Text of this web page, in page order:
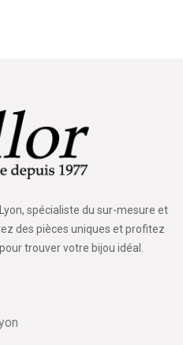
spécialiste du sur-mesure et
des pièces uniques et profitez
trouver votre bijou idéal.